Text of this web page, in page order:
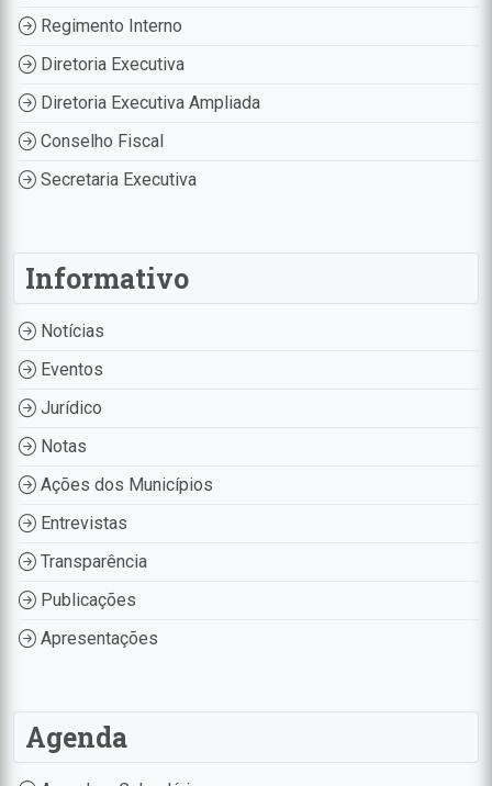
Regimento Interno
Diretoria Executiva
Diretoria Executiva Ampliada
Conselho Fiscal
Secretaria Executiva
Informativo
Notícias
Eventos
Jurídico
Notas
Ações dos Municípios
Entrevistas
Transparência
Publicações
Apresentações
Agenda